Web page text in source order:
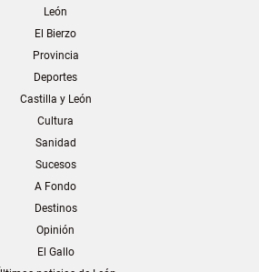
León
El Bierzo
Provincia
Deportes
Castilla y León
Cultura
Sanidad
Sucesos
A Fondo
Destinos
Opinión
El Gallo